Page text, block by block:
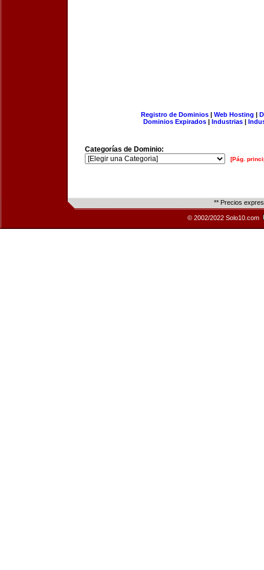
Registro de Dominios| Web Hosting |
Dominios Expirados | Industrias |
Categorías de Dominio:
[Pág.
** Precios
© 2002/2022 Solo10.com